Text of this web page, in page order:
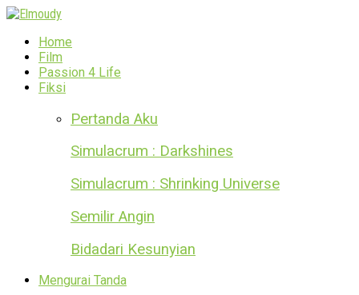
Home
Film
Passion 4 Life
Fiksi
Pertanda Aku
Simulacrum : Darkshines
Simulacrum : Shrinking Universe
Semilir Angin
Bidadari Kesunyian
Mengurai Tanda